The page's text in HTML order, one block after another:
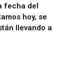
fecha del
hoy, se
llevando a